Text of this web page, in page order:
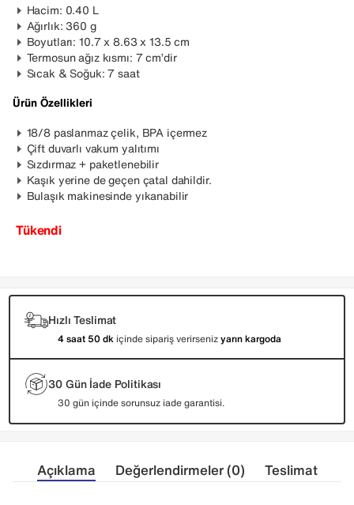
Hacim: 0.40 L
Ağırlık: 360 g
Boyutları: 10.7 x 8.63 x 13.5 cm
Termosun ağız kısmı: 7 cm’dir
Sıcak & Soğuk: 7 saat
Ürün Özellikleri
18/8 paslanmaz çelik, BPA içermez
Çift duvarlı vakum yalıtımı
Sızdırmaz + paketlenebilir
Kaşık yerine de geçen çatal dahildir.
Bulaşık makinesinde yıkanabilir
Tükendi
Hızlı Teslimat
4 saat 50 dk içinde sipariş verirsenizyarın kargoda
30 Gün İade Politikası
30 gün içinde sorunsuz iade garantisi.
Açıklama Değerlendirmeler (0) Teslimat